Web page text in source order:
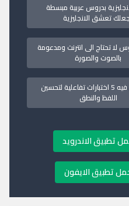
بدروس عربية مبسطة
تعشق الانجليزية
لا تحتاج الى انترنت ومدعومة
بالصوت والصورة
كل درس فيه 5 اختبارات تفاعلية لتحسين
اللفظ والنطق
تطبيق الاندرويد
تطبيق الايفون